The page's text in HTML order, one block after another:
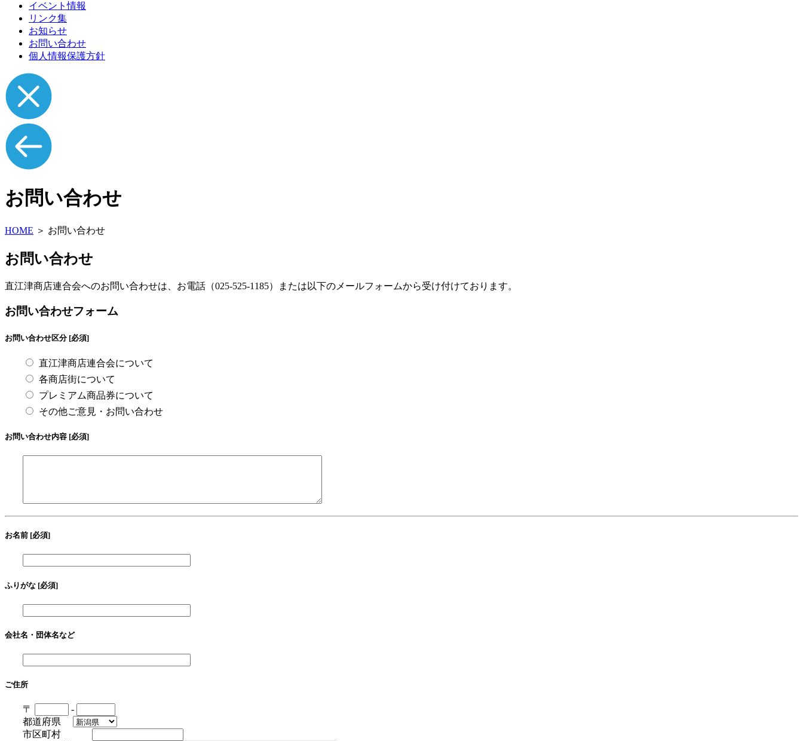
イベント情報
リンク集
お知らせ
お問い合わせ
個人情報保護方針
お問い合わせ
HOME ＞ お問い合わせ
お問い合わせ
直江津商店連合会へのお問い合わせは、お電話（025-525-1185）または以下のメールフォームから受け付けております。
お問い合わせフォーム
お問い合わせ区分 [必須]
直江津商店連合会について
各商店街について
プレミアム商品券について
その他ご意見・お問い合わせ
お問い合わせ内容 [必須]
お名前 [必須]
ふりがな [必須]
会社名・団体名など
ご住所
〒
-
都道府県
市区町村